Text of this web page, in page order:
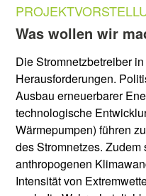
Was wollen wir
Die Stromnetzbetreiber
Herausforderungen.
Ausbau erneuerbarer
technologische
Wärmepumpen) führen
des Stromnetzes. Zudem
anthropogenen
Intensität von